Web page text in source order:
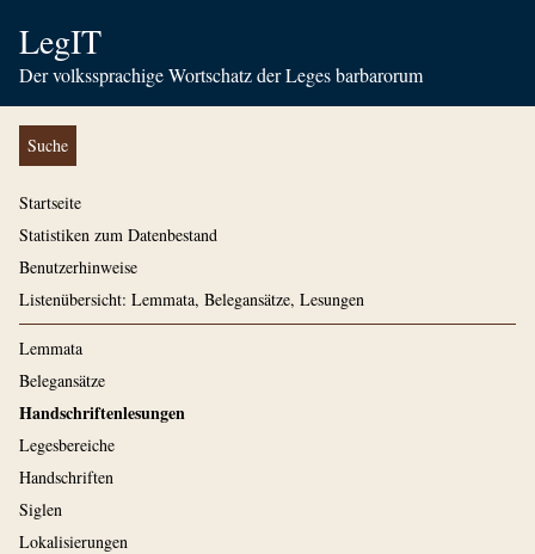
LegIT
Der volkssprachige Wortschatz der Leges barbarorum
Suche
Startseite
Statistiken zum Datenbestand
Benutzerhinweise
Listenübersicht: Lemmata, Belegansätze, Lesungen
Lemmata
Belegansätze
Handschriftenlesungen
Legesbereiche
Handschriften
Siglen
Lokalisierungen